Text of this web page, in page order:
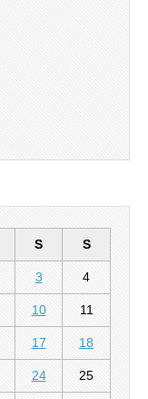
S S
3 4
10 11
17 18
24 25